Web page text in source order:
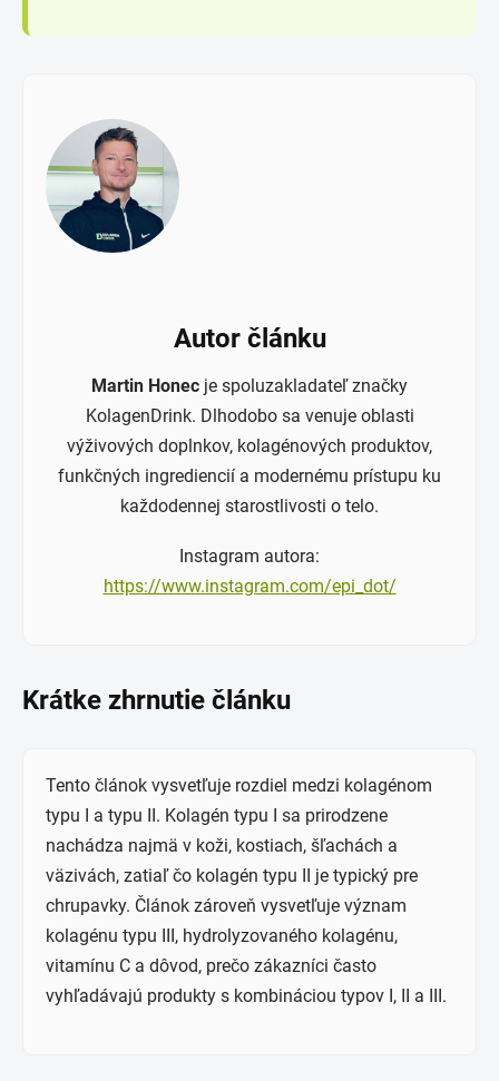
Autor článku
Martin Honec je spoluzakladateľ značky
KolagenDrink. Dlhodobo sa venuje oblasti
výživových doplnkov, kolagénových produktov,
funkčných ingrediencií a modernému prístupu ku
každodennej starostlivosti o telo.
Instagram autora:
https://www.instagram.com/epi_dot/
Krátke zhrnutie článku
Tento článok vysvetľuje rozdiel medzi kolagénom
typu I a typu II. Kolagén typu I sa prirodzene
nachádza najmä v koži, kostiach, šľachách a
väzivách, zatiaľ čo kolagén typu II je typický pre
chrupavky. Článok zároveň vysvetľuje význam
kolagénu typu III, hydrolyzovaného kolagénu,
vitamínu C a dôvod, prečo zákazníci často
vyhľadávajú produkty s kombináciou typov I, II a III.